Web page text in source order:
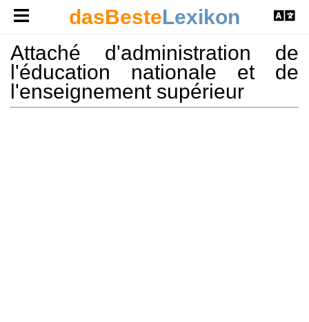
dasBesteLexikon
Attaché d'administration de
l'éducation nationale et de
l'enseignement supérieur